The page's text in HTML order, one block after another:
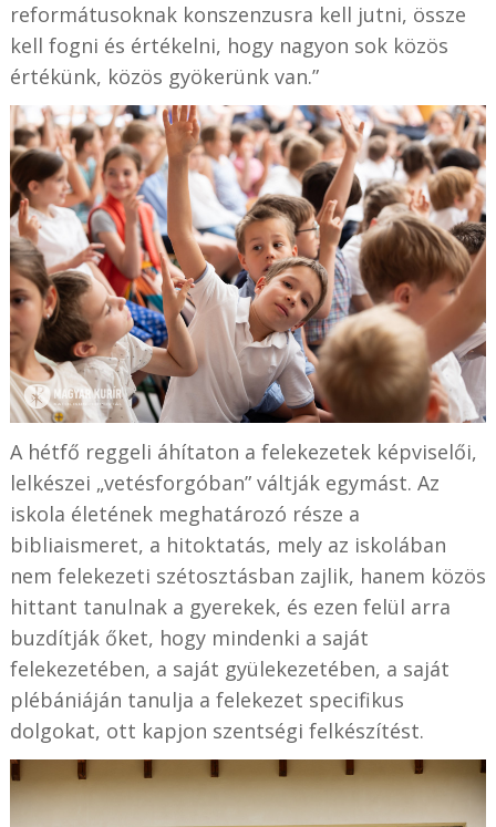
reformátusoknak konszenzusra kell jutni, össze
kell fogni és értékelni, hogy nagyon sok közös
értékünk, közös gyökerünk van.”
A hétfő reggeli áhítaton a felekezetek képviselői,
lelkészei „vetésforgóban” váltják egymást. Az
iskola életének meghatározó része a
bibliaismeret, a hitoktatás, mely az iskolában
nem felekezeti szétosztásban zajlik, hanem közös
hittant tanulnak a gyerekek, és ezen felül arra
buzdítják őket, hogy mindenki a saját
felekezetében, a saját gyülekezetében, a saját
plébániáján tanulja a felekezet specifikus
dolgokat, ott kapjon szentségi felkészítést.